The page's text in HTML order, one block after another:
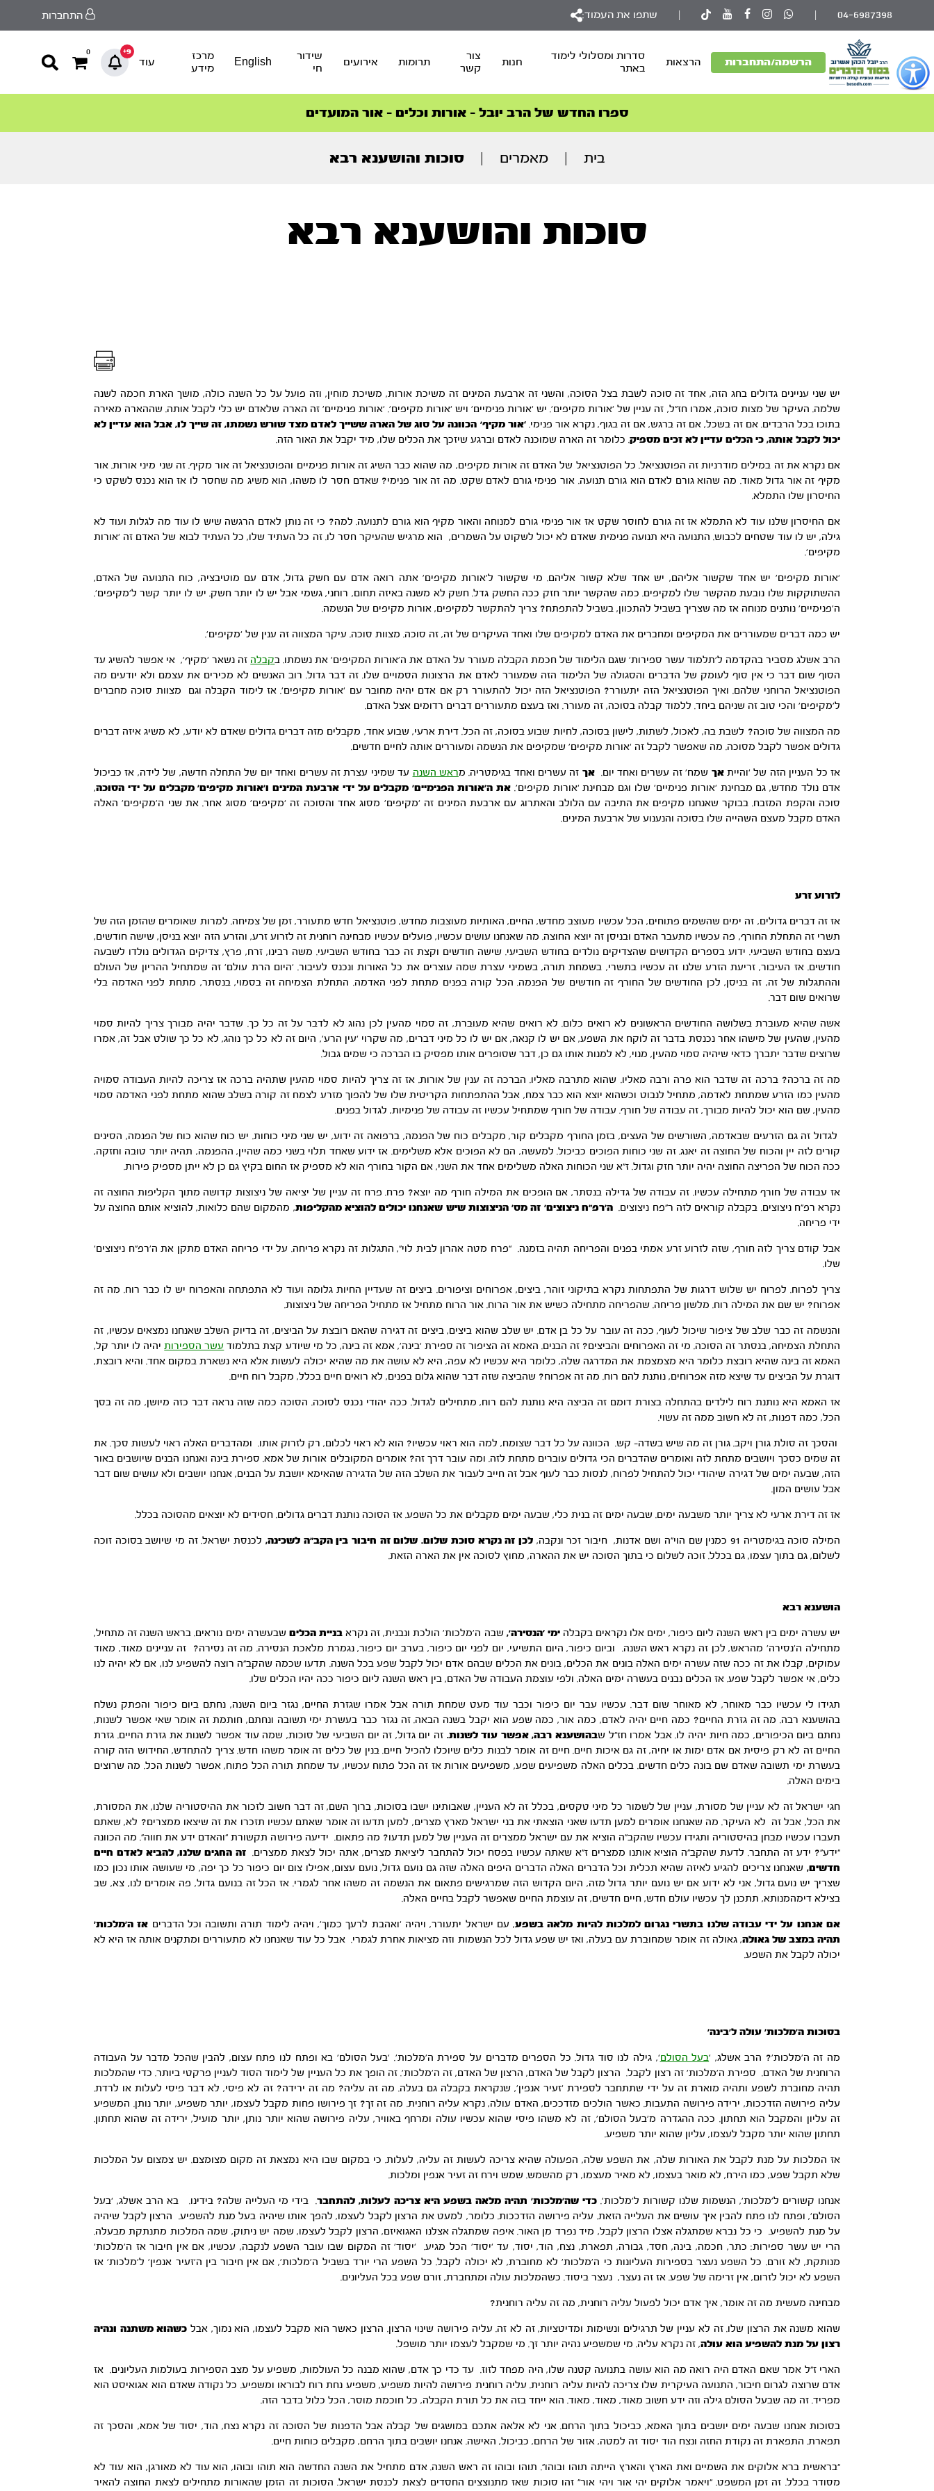
כפתור
לפתיחת
תפריט
נגישות
04-6987398 שתפו את העמוד: התחברות
הרשמה/התחברות הרצאות
סדרות ומסלולי לימוד
באתר
חנות
צור
קשר
תרומות אירועים
שידור
חי
English
מרכז
מידע
עוד
9+
0
סדרות הפודקאסטים
הסדרה המובילה החודש – דרך המלך
ספרו החדש של הרב יובל – אורות וכלים – אור המועדים
הצטרפו למהפכת הבריאות הטבעית >
סדרות הפודקאסטים
הסדרה המובילה החודש – דרך המלך
בית מאמרים סוכות והושענא רבא
סוכות והושענא רבא
יש שני עניינים גדולים בחג הזה, אחד זה סוכה לשבת בצל הסוכה, והשני זה ארבעת המינים זה משיכת אורות, משיכת מוחין, וזה פועל על כל השנה כולה, מושך הארת חכמה לשנה
שלמה. העיקר של מצות סוכה, אמרו חז”ל, זה עניין של ‘אורות מקיפים’. יש ‘אורות פנימיים’ ויש ‘אורות מקיפים’. ‘אורות פנימיים’ זה הארה שלאדם יש כלי לקבל אותה. שההארה מאירה
בתוכו בכל הרבדים. אם זה בשכל, אם זה ברגש, אם זה בגוף, נקרא אור פנימי.‘אור מקיף’ הכוונה על סוג של הארה ששייך לאדם מצד שורש נשמתו, זה שייך לו, אבל הוא עדיין לא
יכול לקבל אותה, כי הכלים עדיין לא זכים מספיק. כלומר זה הארה שמוכנה לאדם וברגע שיזכך את הכלים שלו, מיד יקבל את האור הזה.
אם נקרא את זה במילים מודרניות זה הפוטנציאל. כל הפוטנציאל של האדם זה אורות מקיפים, מה שהוא כבר השיג זה אורות פנימיים והפוטנציאל זה אור מקיף. זה שני מיני אורות. אור
מקיף זה אור גדול מאוד. מה שהוא גורם לאדם הוא גורם תנועה. אור פנימי גורם לאדם שקט. מה זה אור פנימי? שאדם חסר לו משהו, הוא משיג מה שחסר לו אז הוא נכנס לשקט כי
החיסרון שלו התמלא.
אם החיסרון שלנו עוד לא התמלא אז זה גורם לחוסר שקט אז אור פנימי גורם למנוחה והאור מקיף הוא גורם לתנועה. למה? כי זה נותן לאדם הרגשה שיש לו עוד מה לגלות ועוד לא
גילה, יש לו עוד שטחים לכבוש. התנועה היא תנועה פנימית שאדם לא יכול לשקוט על השמרים, הוא מרגיש שהעיקר חסר לו. זה כל העתיד שלו, כל העתיד לבוא של האדם זה ‘אורות
מקיפים’.
‘אורות מקיפים’ יש אחד שקשור אליהם, יש אחד שלא קשור אליהם. מי שקשור ל’אורות מקיפים’ אתה רואה אדם עם חשק גדול, אדם עם מוטיבציה, כוח התנועה של האדם,
ההשתוקקות שלו נובעת מהקשר שלו למקיפים. כמה שהקשר יותר חזק ככה החשק גדל. חשק לא משנה באיזה תחום, רוחני, גשמי אבל יש לו יותר חשק. יש לו יותר קשר ל’מקיפים’.
ה’פנימיים’ נותנים מנוחה אז מה שצריך בשביל להתכוון, בשביל להתפתח? צריך להתקשר למקיפים, אורות מקיפים של הנשמה.
יש כמה דברים שמעוררים את המקיפים ומחברים את האדם למקיפים שלו ואחד העיקרים של זה, זה סוכה. מצוות סוכה. עיקר המצווה זה ענין של ‘מקיפים’.
הרב אשלג מסביר בהקדמה ל’תלמוד עשר ספירות’ שגם הלימוד של חכמת הקבלה מעורר על האדם את ה’אורות המקיפים’ את נשמתו. בקבלהזה נשאר ‘מקיף’, אי אפשר להשיג עד
הסוף שום דבר כי אין סוף לעומק של הדברים והסגולה של הלימוד הזה שמעורר לאדם את הרצונות הסמויים שלו. זה דבר גדול. רוב האנשים לא מכירים את עצמם ולא יודעים מה
הפוטנציאל הרוחני שלהם. ואיך הפוטנציאל הזה יתעורר? הפוטנציאל הזה יכול להתעורר רק אם אדם יהיה מחובר עם ‘אורות מקיפים’. אז לימוד הקבלה וגם מצוות סוכה מחברים
ל’מקיפים’ והכי טוב זה שניהם ביחד. ללמוד קבלה בסוכה, זה מעורר. ואז בעצם מתעוררים דברים רדומים אצל האדם.
מה המצווה של סוכה? לשבת בה, לאכול, לשתות, לישון בסוכה, לחיות שבוע בסוכה, זה הכל. דירת ארעי, שבוע אחד, מקבלים מזה דברים גדולים שאדם לא יודע, לא משיג איזה דברים
גדולים אפשר לקבל מסוכה. מה שאפשר לקבל זה ‘אורות מקיפים’ שמקיפים את הנשמה ומעוררים אותה לחיים חדשים.
אז כל העניין הזה של ‘והייתאך שמח’ זה עשרים ואחד יום.אך זה עשרים ואחד בגימטריה. מראש השנה עד שמיני עצרת זה עשרים ואחד יום של התחלה חדשה, של לידה, אז כביכול
אדם נולד מחדש, גם מבחינת ‘אורות פנימיים’ שלו וגם מבחינת ‘אורות מקיפים’.את ה’אורות הפנימיים’ מקבלים על ידי ארבעת המינים ו’אורות מקיפים’ מקבלים על ידי הסוכה,
סוכה והקפת המזבח. בבוקר שאנחנו מקיפים את התיבה עם הלולב והאתרוג עם ארבעת המינים זה ‘מקיפים’ מסוג אחד והסוכה זה ‘מקיפים’ מסוג אחר. את שני ה’מקיפים’ האלה
האדם מקבל מעצם השהייה שלו בסוכה והנענוע של ארבעת המינים.
לזרוע זרע
אז זה דברים גדולים, זה ימים שהשמים פתוחים, הכל עכשיו מעוצב מחדש, החיים, האותיות מעוצבות מחדש, פוטנציאל חדש מתעורר, זמן של צמיחה. למרות שאומרים שהזמן הזה של
תשרי זה התחלת החורף, פה עכשיו מתעבר האדם ובניסן זה יוצא החוצה. מה שאנחנו עושים עכשיו, פועלים עכשיו מבחינה רוחנית זה לזרוע זרע, והזרע הזה יוצא בניסן, שישה חודשים,
בעצם בחודש השביעי. ידוע בספרים הקדושים שהצדיקים נולדים בחודש השביעי. שישה חודשים וקצת זה כבר בחודש השביעי. משה רבינו, זרח, פרץ, צדיקים הגדולים נולדו לשבעה
חודשים. אז העיבור, זריעת הזרע שלנו זה עכשיו בתשרי, בשמחת תורה, בשמיני עצרת שמה עוצרים את כל האורות ונכנס לעיבור. ‘היום הרת עולם’ זה שמתחיל ההריון של העולם
וההתגלות של זה, זה בניסן, לכן החודשים של החורף זה חודשים של הפנמה. הכל קורה בפנים מתחת לפני האדמה. התחלת הצמיחה זה בסמוי, בנסתר, מתחת לפני האדמה בלי
שרואים שום דבר.
אשה שהיא מעוברת בשלושה החודשים הראשונים לא רואים כלום. לא רואים שהיא מעוברת, זה סמוי מהעין לכן נהוג לא לדבר על זה כל כך. שדבר יהיה מבורך צריך להיות סמוי
מהעין, שהעין של מישהו אחר נכנסת בדבר זה לוקח את השפע, אם יש לו קנאה, אם יש לו כל מיני דברים, מה שקרוי ‘עין הרע’, היום זה לא כל כך נוהג, לא כל כך שולט אבל זה, אמרו
שרוצים שדבר יתברך כדאי שיהיה סמוי מהעין, מנוי, לא למנות אותו גם כן, דבר שסופרים אותו מפסיק בו הברכה כי שמים גבול.
מה זה ברכה? ברכה זה שדבר הוא פרה ורבה מאליו. שהוא מתרבה מאליו. הברכה זה ענין של אורות. אז זה צריך להיות סמוי מהעין שתהיה ברכה אז צריכה להיות העבודה סמויה
מהעין כמו הזרע שמתחת לאדמה, מתחיל לנבוט וכשהוא יוצא הוא כבר צמח, אבל ההתפתחות הקריטית שלו של להפוך מזרע לצמח זה קורה בשלב שהוא מתחת לפני האדמה סמוי
מהעין, שם הוא יכול להיות מבורך, זה עבודה של חורף. עבודה של חורף שמתחיל עכשיו זה עבודה של פנימיות, לגדול בפנים.
לגדול זה גם הזרעים שבאדמה, השורשים של העצים, בזמן החורף מקבלים קור, מקבלים כוח של הפנמה, ברפואה זה ידוע, יש שני מיני כוחות. יש כוח שהוא כוח של הפנמה, הסינים
קורים לזה יין והכוח של החוצה זה יאנג. זה שני כוחות הפוכים כביכול. למעשה, הם לא הפוכים אלא משלימים. אז ידוע שאחד תלוי בשני כמה שהיין, ההפנמה, תהיה יותר טובה וחזקה,
ככה הכוח של הפריצה החוצה יהיה יותר חזק וגדול. ז”א שני הכוחות האלה משלימים אחד את השני, אם הקור בחורף הוא לא מספיק אז החום בקיץ גם כן לא ייתן מספיק פירות.
אז עבודה של חורף מתחילה עכשיו. זה עבודה של גדילה בנסתר, אם הופכים את המילה חורף מה יוצא? פרח. פרח זה עניין של יציאה של ניצוצות קדושה מתוך הקליפות החוצה זה
נקרא רפ”ח ניצוצים. בקבלה קוראים לזה ר”פח ניצוצים.ה’רפ”ח ניצוצים’ זה מס’ הניצוצות שיש שאנחנו יכולים להוציא מהקליפות, מהמקום שהם כלואות, להוציא אותם החוצה על
ידי פריחה.
אבל קודם צריך לזה חורף, שזה לזרוע זרע אמתי בפנים והפריחה תהיה בזמנה. “פרח מטה אהרון לבית לוי”, התגלות זה נקרא פריחה. על ידי פריחה האדם מתקן את ה’רפ”ח ניצוצים’
שלו.
צריך לפרוח. לפרוח יש שלוש דרגות של התפתחות נקרא בתיקוני זוהר, ביצים, אפרוחים וציפורים. ביצים זה שעדיין החיות גלומה ועוד לא התפתחה והאפרוח יש לו כבר רוח. מה זה
אפרוח? יש שם את המילה רוח. מלשון פריחה. שהפריחה מתחילה כשיש את אור הרוח. אור הרוח מתחיל אז מתחיל הפריחה של ניצוצות.
והנשמה זה כבר שלב של ציפור שיכול לעוף, ככה זה עובר על כל בן אדם. יש שלב שהוא ביצים, ביצים זה דגירה שהאם רובצת על הביצים, זה בדיוק השלב שאנחנו נמצאים עכשיו, זה
התחלת הצמיחה, בנסתר זה הסוכה. מי זה האפרוחים והביצים? זה הבנים. האמא זה הציפור זה ספירת ‘בינה’, אמא זה בינה, כל מי שיודע קצת בתלמוד עשר הספירותיהיה לו יותר קל,
האמא זה בינה שהיא רובצת כלומר היא מצמצמת את המדרגה שלה, כלומר היא עכשיו לא עפה, היא לא עושה את מה שהיא יכולה לעשות אלא היא נשארת במקום אחד. והיא רובצת,
דוגרת על הביצים עד שיצא מזה אפרוחים, נותנת להם רוח. מה זה אפרוח? שהביצה שזה דבר שהוא גלום בפנים, לא רואים חיים בכלל, מקבל רוח חיים.
אז האמא היא נותנת רוח לילדים בהתחלה בצורת דומם זה הביצה היא נותנת להם רוח, מתחילים לגדול. ככה יהודי נכנס לסוכה. הסוכה כמה שזה נראה דבר כזה מיושן, מה זה בסך
הכל, כמה דפנות, זה לא חשוב ממה זה עשוי.
והסכך זה סולת גורן ויקב. גורן זה מה שיש בשדה- קש. הכוונה על כל דבר שצומח, למה הוא ראוי עכשיו? הוא לא ראוי לכלום, רק לזרוק אותו. ומהדברים האלה ראוי לעשות סכך. את
זה שמים כסכך ויושבים מתחת לזה ואומרים שהדברים הכי גדולים עוברים מתחת לזה. ומה עובר דרך זה? אומרים המקובלים אורות של אמא. ספירת בינה ואנחנו הבנים שיושבים באור
הזה, שבעה ימים של דגירה שיהודי יכול להתחיל לפרוח, לנסות כבר לעוף אבל זה חייב לעבור את השלב הזה של הדגירה שהאימא יושבת על הבנים, אנחנו יושבים ולא עושים שום דבר
אבל עושים המון.
אז זה דירת ארעי לא צריך יותר משבעה ימים. שבעה ימים זה בנית כלי, שבעה ימים מקבלים את כל השפע. אז הסוכה נותנת דברים גדולים. חסידים לא יוצאים מהסוכה בכלל.
המילה סוכה בגימטריה 91 כמנין שם הוי”ה ושם אדנות, חיבור זכר ונקבה, לכן זה נקרא סוכת שלום. שלום זה חיבור בין הקב”ה לשכינה, לכנסת ישראל. זה מי שיושב בסוכה זוכה
לשלום, גם בתוך עצמו, גם בכלל. זוכה לשלום כי בתוך הסוכה יש את ההארה, מחוץ לסוכה אין את הארה הזאת.
הושענא רבא
יש עשרה ימים בין ראש השנה ליום כיפור, ימים אלו נקראים בקבלה ימי ‘הנסירה’, שבה ה’מלכות’ הולכת ונבנית, זה נקראבניית הכלים שבעשרה ימים נוראים. בראש השנה זה מתחיל,
מתחילה ה’נסירה’ מהראש, לכן זה נקרא ראש השנה. וביום כיפור, היום התשיעי, יום לפני יום כיפור, בערב יום כיפור, נגמרת מלאכת הנסירה. מה זה נסירה? זה עניינים מאוד, מאוד
עמוקים, קבלו את זה ככה שזה עשרה ימים האלה בונים את הכלים, בונים את הכלים שבהם אדם יכול לקבל שפע בכל השנה. תדעו שכמה שהקב”ה רוצה להשפיע לנו, אם לא יהיה לנו
כלים, אי אפשר לקבל שפע. אז הכלים נבנים בעשרה ימים האלה. ולפי עוצמת העבודה של האדם, בין ראש השנה ליום כיפור ככה יהיו הכלים שלו.
תגידו לי עכשיו כבר מאוחר, לא מאוחר שום דבר. עכשיו עבר יום כיפור וכבר עוד מעט שמחת תורה אבל אמרו שגזרת החיים, נגזר ביום השנה, נחתם ביום כיפור והפתק נשלח
בהושענא רבה. מה זה גזרת החיים? כמה חיים יהיה לאדם, כמה אור, כמה שפע הוא יקבל בשנה הבאה. זה נגזר כבר בעשרת ימי תשובה ונחתם, חותמת זה אומר שאי אפשר לשנות,
נחתם ביום הכיפורים, כמה חיות יהיה לו. אבל אמרו חז”ל שבהושענא רבה, אפשר עוד לשנות. זה יום גדול, זה יום השביעי של סוכות, שמה עוד אפשר לשנות את גזרת החיים. גזרת
החיים זה לא רק פיסית אם אדם ימות או יחיה, זה גם איכות חיים. חיים זה אומר לבנות כלים שיוכלו להכיל חיים. בנין של כלים זה אומר משהו חדש. צריך להתחדש, החידוש הזה קורה
בעשרת ימי תשובה שאדם שם בונה כלים חדשים. בכלים האלה משפיעים שפע, משפיעים אורות אז זה הכל פתוח עכשיו, עד שמחת תורה הכל פתוח, אפשר לשנות הכל. מה שרוצים
בימים האלה.
חגי ישראל זה לא עניין של מסורת, עניין של לשמור כל מיני טקסים, בכלל זה לא העניין, שאבותינו ישבו בסוכות, ברוך השם, זה דבר חשוב לזכור את ההיסטוריה שלנו, את המסורת,
את הכל, אבל זה לא העיקר. מה שאנחנו אומרים למען תדעו שאני הוצאתי את בני ישראל מארץ מצרים, למען תדעו זה אומר שאתם עכשיו תזכרו את זה שיצאו ממצרים? לא, שאתם
תעברו עכשיו מבחן בהיסטוריה ותגידו עכשיו שהקב”ה הוציא את עם ישראל ממצרים זה העניין של למען תדעו? מה פתאום. ידיעה פירושה תקשורת “והאדם ידע את חווה”. מה הכוונה
“ידע”? ידע זה התחבר. לדעת שהקב”ה הוציא אותנו ממצרים ז”א שאתה עכשיו בפסח יכול להתחבר ליציאת מצרים, אתה יכול לצאת ממצרים.זה החגים שלנו, להביא לאדם חיים
חדשים, שאנחנו צריכים להגיע לאיזה שהיא תכלית וכל הדברים האלה הדברים היפים האלה שזה גם נועם גדול, נועם עצום, אפילו צום יום כיפור כל כך יפה, מי שעושה אותו נכון כמו
שצריך יש נועם גדול, אני לא ידוע אם יש נועם יותר גדול מזה, היום הקדוש הזה שמרגישים פתאום את הנשמה זה משהו אחר לגמרי. אז הכל זה בנועם גדול, פה אומרים לנו, צא, שב
בצילא דימהמנותא, תתכנן לך עכשיו עולם חדש, חיים חדשים, זה עוצמת החיים שאפשר לקבל בחיים האלה.
אם אנחנו על ידי עבודה שלנו בתשרי נגרום למלכות להיות מלאה בשפע, עם ישראל יתעורר, ויהיה ‘ואהבת לרעך כמוך’, ויהיה לימוד תורה ותשובה וכל הדברים אז ה’מלכות’
תהיה במצב של גאולה, גאולה זה אומר שמחוברת עם בעלה, ואז יש שפע גדול לכל הנשמות וזה מציאות אחרת לגמרי. אבל כל עוד שאנחנו לא מתעוררים ומתקנים אותה אז היא לא
יכולה לקבל את השפע.
בסוכות ה’מלכות’ עולה ל’בינה’
מה זה ה’מלכות’? הרב אשלג, ‘בעל הסולם‘, גילה לנו סוד גדול. כל הספרים מדברים על ספירת ה’מלכות’. ‘בעל הסולם’ בא ופתח לנו פתח עצום, להבין שהכל מדבר על העבודה
הרוחנית של האדם. ספירת ה’מלכות’ זה רצון לקבל. הרצון לקבל של האדם, הרצון של האדם, זה ה’מלכות’. זה הופך את כל העניין של לימוד הסוד לעניין פרקטי ביותר. כדי שהמלכות
תהיה מחוברת לשפע ותהיה מוארת זה על ידי שתתחבר לספירת ‘זעיר אנפין’, שנקראת בקבלה גם בעלה. מה זה עליה? מה זה ירידה? זה לא פיסי, לא דבר פיסי לעלות או לרדת.
עליה פירושה הזדככות, ירידה פירושה התעבות. כאשר הולכים מזדככים, האדם עולה, נקרא עליה רוחנית. מה זה זך? זך פירושו פחות מקבל לעצמו, יותר משפיע, יותר נותן. המשפיע
זה עליון והמקבל הוא תחתון. ככה ההגדרה מ’בעל הסולם’, זה לא משהו פיסי שהוא עכשיו עולה ומרחף באוויר, עליה פירושה שהוא יותר נותן, יותר מועיל, ירידה זה שהוא תחתון.
תחתון שהוא יותר מקבל לעצמו, עליון שהוא יותר משפיע.
אז המלכות על מנת לקבל את האורות שלה, את השפע שלה, הפעולה שהיא צריכה לעשות זה עליה, לעלות. כי במקום שבו היא נמצאת זה מקום מצומצם. יש צמצום על המלכות
שלא תקבל שפע, כמו הירח, לא מואר בעצמו, לא מאיר מעצמו, רק מהשמש. שמש וירח זה זעיר אנפין ומלכות.
אנחנו קשורים ל’מלכות’, הנשמות שלנו קשורות ל’מלכות’.כדי שה’מלכות’ תהיה מלאה בשפע היא צריכה לעלות, להתחבר. בידי מי העלייה שלה? בידינו. בא הרב אשלג, ‘בעל
הסולם’, ופתח לנו פתח להבין איך עושים את העלייה הזאת. עליה פירושה הזדככות. כלומר, למעט את הרצון לקבל לעצמו, להפך אותו שיהיה בעל מנת להשפיע. הרצון לקבל שיהיה
על מנת להשפיע. כי כל נברא שמתגלה אצלו הרצון לקבל, מיד נפרד מן האור. איפה שמתגלה אצלנו האגואיזם, הרצון לקבל לעצמו, שמה יש ניתוק, שמה המלכות מתנתקת מבעלה.
הרי יש עשר ספירות: כתר, חכמה, בינה, חסד, גבורה, תפארת, נצח, הוד, יסוד, עד ‘יסוד’ הכל מגיע. ‘יסוד’ זה המקום שבו עובר השפע לנקבה, עכשיו, אם אין חיבור אז ה’מלכות’
מנותקת, לא זורם. כל השפע נעצר בספירות העליונות כי ה’מלכות’ לא מחוברת, לא יכולה לקבל. כל השפע הרי יורד בשביל ה’מלכות’, אם אין חיבור בין ה’זעיר אנפין’ ל’מלכות’ אז
השפע לא יכול לזרום, אין זרימה של שפע. אז זה נעצר, נעצר ביסוד. כשהמלכות עולה ומתחברת, זורם שפע בכל העליונים.
מבחינה מעשית מה זה אומר, איך אדם יכול לפעול עליה רוחנית, מה זה עליה רוחנית?
שהוא משנה את הרצון שלו. זה לא עניין של תרגילים ונשימות ומדיטציות, זה לא זה. עליה פירושה שינוי הרצון. הרצון כאשר הוא מקבל לעצמו, הוא נמוך, אבל כשהוא משתנה ונהיה
רצון על מנת להשפיע הוא עולה, זה נקרא עליה. מי שמשפיע נהיה יותר זך. מי שמקבל לעצמו יותר מושפל.
הארי ז”ל אמר שאם האדם היה רואה מה הוא עושה בתנועה קטנה שלו, היה מפחד לזוז. עד כדי כך אדם, שהוא מבנה כל העולמות, משפיע על מצב הספירות בעולמות העליונים. אז
אדם שרוצה לגרום חיבור, התנועה העיקרית שלו צריכה להיות עליה רוחנית. עליה רוחנית פירושה להיות משפיע, משפיע נחת רוח לבוראו ומשפיע. כל נקודה שאדם הוא אגואיסט הוא
מפריד. זה מה שבעל הסולם גילה וזה ידע חשוב מאוד, מאוד, מאוד. הוא ייחד בזה את כל תורת הקבלה, כל חוכמת מוסר, הכל כלול בדבר הזה.
בסוכות אנחנו שבעה ימים יושבים בתוך האמא, כביכול בתוך הרחם. אני לא אלאה אתכם במושגים של קבלה אבל הדפנות של הסוכה זה נקרא נצח, הוד, יסוד של אמא, והסכך זה
תפארת. התפארת זה נקודת החזה ונצח הוד יסוד זה למטה, אזור של הרחם, כביכול, האישה. אנחנו יושבים בתוך הרחם, מקבלים כוחות חיים.
“בראשית ברא אלוקים את השמיים ואת הארץ והארץ הייתה תוהו ובוהו”. תוהו ובוהו זה ראש השנה. אדם מתחיל את השנה החדשה הוא תוהו ובוהו, הוא עוד לא מאורגן, הוא עוד לא
מסודר בכלל. זה זמן המשפט. “ויאמר אלוקים יהי אור ויהי אור” זהו סוכות שאז מתנוצצים החסדים לצאת לכנסת ישראל. הסוכות זה הזמן שהאורות מתחילים לצאת החוצה להאיר